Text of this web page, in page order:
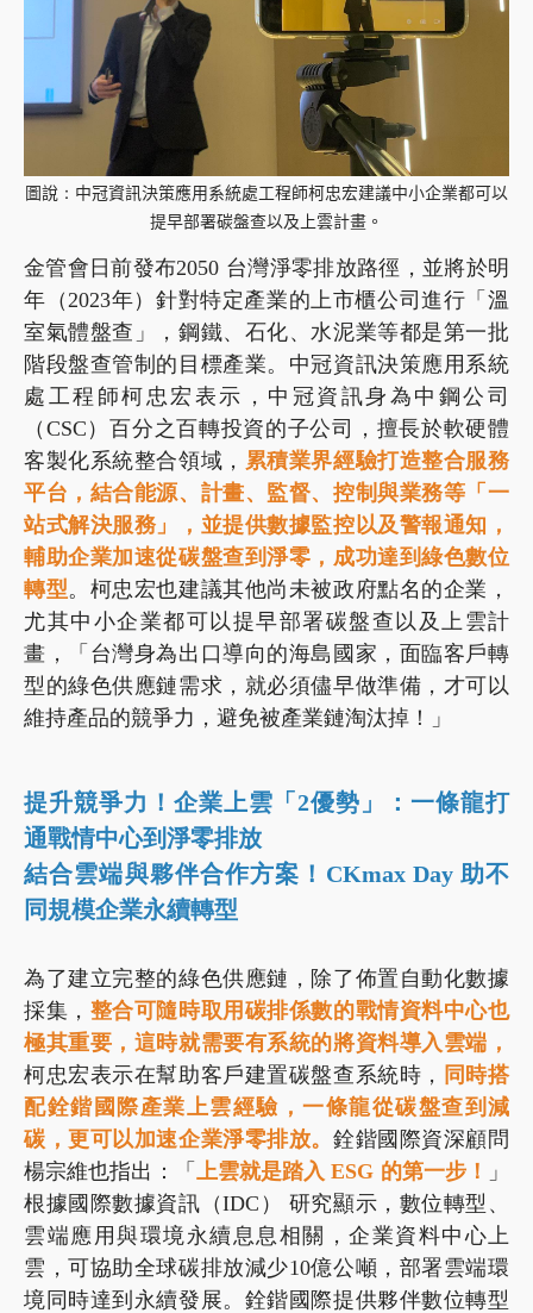
圖說：中冠資訊決策應用系統處工程師柯忠宏建議中小企業都可以
提早部署碳盤查以及上雲計畫。
金管會日前發布2050 台灣淨零排放路徑，並將於明
年（2023年）針對特定產業的上市櫃公司進行「溫
室氣體盤查」，鋼鐵、石化、水泥業等都是第一批
階段盤查管制的目標產業。中冠資訊決策應用系統
處工程師柯忠宏表示，中冠資訊身為中鋼公司
（CSC）百分之百轉投資的子公司，擅長於軟硬體
客製化系統整合領域， 累積業界經驗打造整合服務
平台，結合能源、計畫、監督、控制與業務等「一
站式解決服務」，並提供數據監控以及警報通知，
輔助企業加速從碳盤查到淨零，成功達到綠色數位
轉型。柯忠宏也建議其他尚未被政府點名的企業，
尤其中小企業都可以提早部署碳盤查以及上雲計
畫，「台灣身為出口導向的海島國家，面臨客戶轉
型的綠色供應鏈需求，就必須儘早做準備，才可以
維持產品的競爭力，避免被產業鏈淘汰掉！」
提升競爭力！企業上雲「2優勢」：一條龍打
通戰情中心到淨零排放
結合雲端與夥伴合作方案！CKmax Day 助不
同規模企業永續轉型
為了建立完整的綠色供應鏈，除了佈置自動化數據
採集， 整合可隨時取用碳排係數的戰情資料中心也
極其重要，這時就需要有系統的將資料導入雲端，
柯忠宏表示在幫助客戶建置碳盤查系統時， 同時搭
配銓鍇國際產業上雲經驗，一條龍從碳盤查到減
碳，更可以加速企業淨零排放。 銓鍇國際資深顧問
楊宗維也指出：「 上雲就是踏入 ESG 的第一步！
」
根據國際數據資訊（IDC） 研究顯示，數位轉型、
雲端應用與環境永續息息相關，企業資料中心上
雲，可協助全球碳排放減少10億公噸，部署雲端環
境同時達到永續發展。銓鍇國際提供夥伴數位轉型